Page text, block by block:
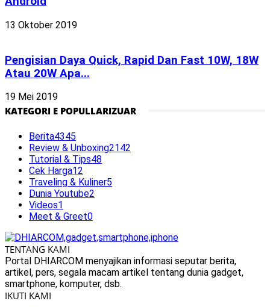
13 Oktober 2019
Pengisian Daya Quick, Rapid Dan Fast 10W, 18W
Atau 20W Apa...
19 Mei 2019
KATEGORI E POPULLARIZUAR
Berita4345
Review & Unboxing2142
Tutorial & Tips48
Cek Harga12
Traveling & Kuliner5
Dunia Youtube2
Videos1
Meet & Greet0
TENTANG KAMI
Portal DHIARCOM menyajikan informasi seputar berita,
artikel, pers, segala macam artikel tentang dunia gadget,
smartphone, komputer, dsb.
IKUTI KAMI